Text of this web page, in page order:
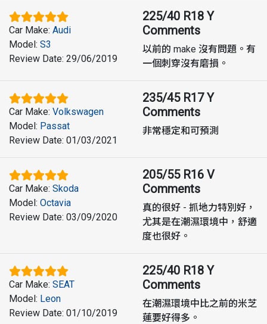
Car Make: Audi
Model: S3
Review Date: 29/06/2019
225/40 R18 Y
Comments
以前的 make 沒有問題。有
一個刺穿沒有磨損。
Car Make: Volkswagen
Model: Passat
Review Date: 01/03/2021
235/45 R17 Y
Comments
非常穩定和可預測
Car Make: Skoda
Model: Octavia
Review Date: 03/09/2020
205/55 R16 V
Comments
真的很好 - 抓地力特別好，
尤其是在潮濕環境中，舒適
度也很好。
Car Make: SEAT
Model: Leon
Review Date: 01/10/2019
225/40 R18 Y
Comments
在潮濕環境中比之前的米芝
蓮要好得多。